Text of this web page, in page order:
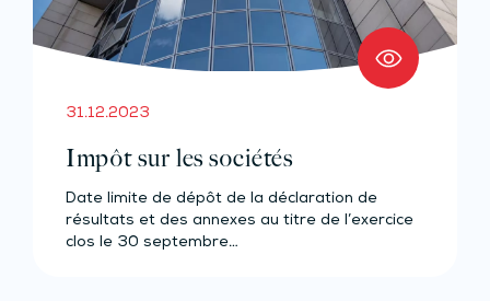
31.12.2023
Impôt sur les sociétés
Date limite de dépôt de la déclaration de
résultats et des annexes au titre de l’exercice
clos le 30 septembre…